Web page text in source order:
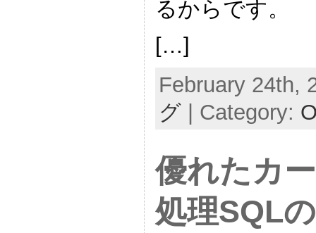
るからです。
[…]
February 24th,
グ| Category:
優れたカ
処理SQL